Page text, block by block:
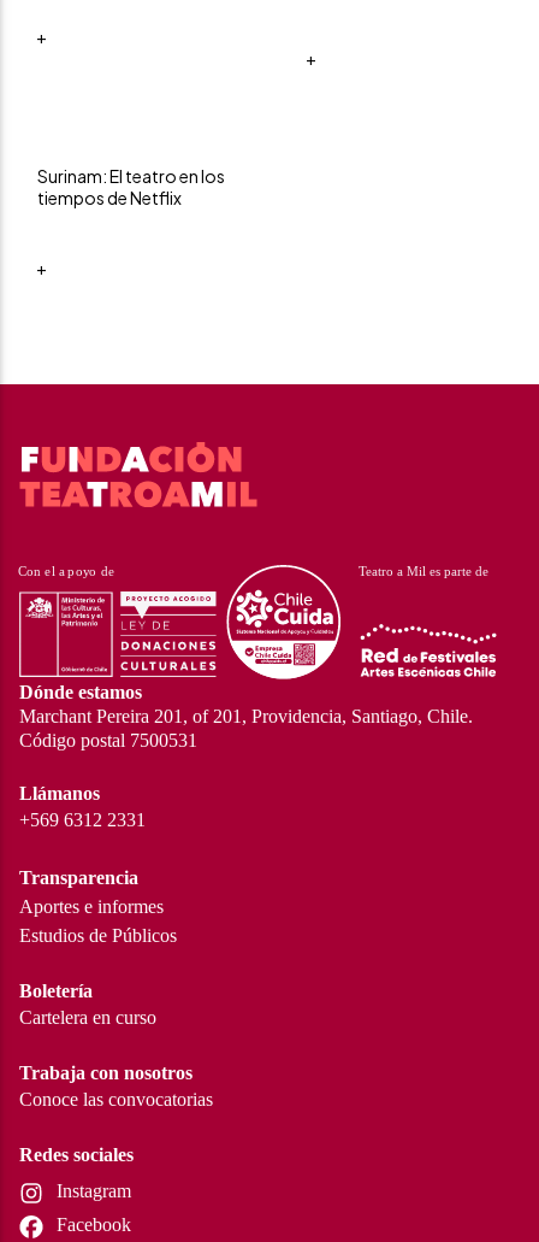
+
+
Surinam: El teatro en los
tiempos de Netflix
+
Dónde estamos
Marchant Pereira 201, of 201, Providencia, Santiago, Chile.
Código postal 7500531
Llámanos
+569 6312 2331
Transparencia
Aportes e informes
Estudios de Públicos
Boletería
Cartelera en curso
Trabaja con nosotros
Conoce las convocatorias
Redes sociales
Instagram
Facebook